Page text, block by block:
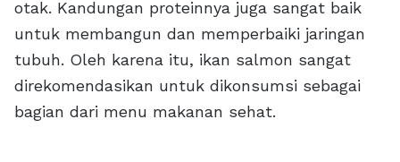
otak. Kandungan proteinnya juga sangat baik
untuk membangun dan memperbaiki jaringan
tubuh. Oleh karena itu, ikan salmon sangat
direkomendasikan untuk dikonsumsi sebagai
bagian dari menu makanan sehat.